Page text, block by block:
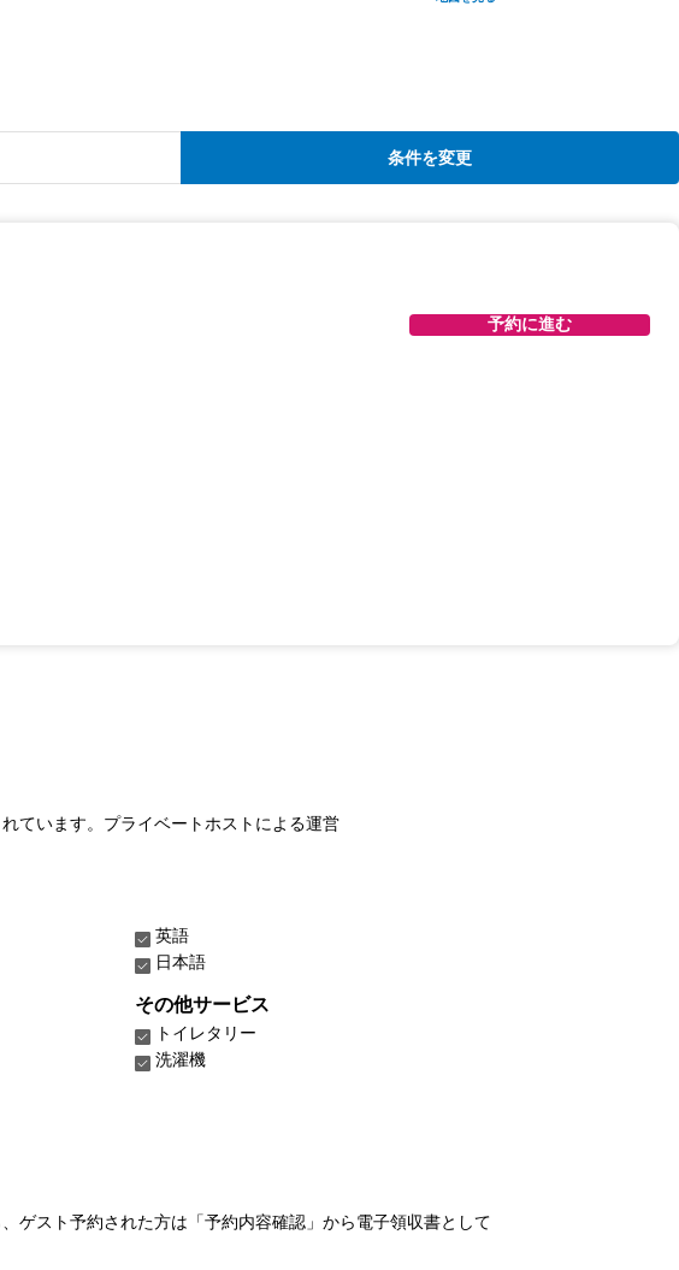
条件を変更
予約に進む
ています。プライベートホストによる運営
英語
日本語
その他サービス
トイレタリー
洗濯機
ゲスト予約された方は「予約内容確認」から電子領収書として